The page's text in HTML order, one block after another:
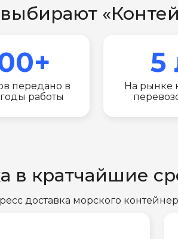
передано в
работы
5
На рынке
в кратчайшие
доставка морского